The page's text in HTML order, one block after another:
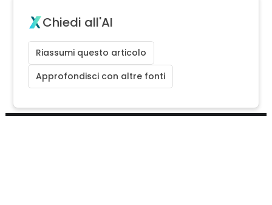
Chiedi all'AI
Riassumi questo articolo
Approfondisci con altre fonti